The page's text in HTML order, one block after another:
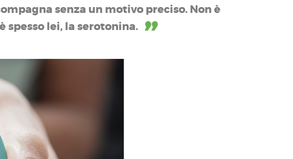
senza un motivo preciso. Non è
spesso lei, la serotonina.